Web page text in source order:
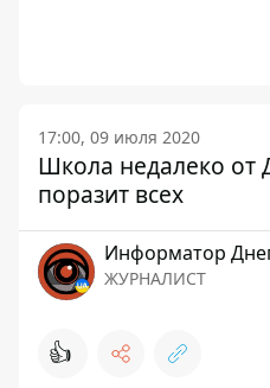
17:00, 09 июля 2020
Школа недалеко от
поразит всех
Информатор
ЖУРНАЛИСТ
👍